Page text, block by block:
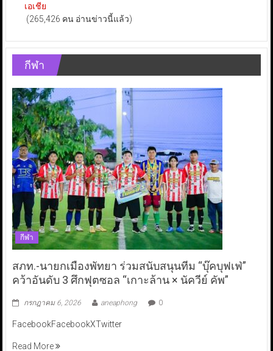
เอเชีย
(265,426 คน อ่านข่าวนี้แล้ว)
กีฬา
กีฬา
สภท.-นายกเมืองพัทยา ร่วมสนับสนุนทีม “บุ๊คบุฟเฟ่”
คว้าอันดับ 3 ศึกฟุตซอล “เกาะล้าน × นัควีย์ คัพ”
กรกฎาคม 6, 2026 aneaphong 0
FacebookFacebookXTwitter
Read More